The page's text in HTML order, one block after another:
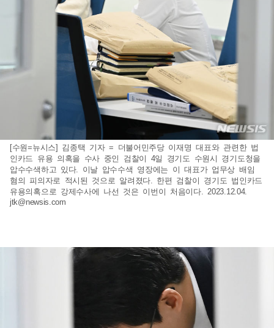
[수원=뉴시스] 김종택 기자 = 더불어민주당 이재명 대표와 관련한 법
인카드 유용 의혹을 수사 중인 검찰이 4일 경기도 수원시 경기도청을
압수수색하고 있다. 이날 압수수색 영장에는 이 대표가 업무상 배임
혐의 피의자로 적시된 것으로 알려졌다. 한편 검찰이 경기도 법인카드
유용의혹으로 강제수사에 나선 것은 이번이 처음이다. 2023.12.04.
jtk@newsis.com